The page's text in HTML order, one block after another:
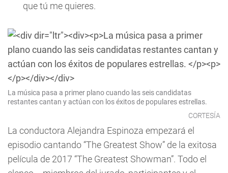
que tú me quieres.
La música pasa a primer plano cuando las seis candidatas
restantes cantan y actúan con los éxitos de populares estrellas.
CORTESÍA
La conductora Alejandra Espinoza empezará el
episodio cantando “The Greatest Show” de la exitosa
película de 2017 “The Greatest Showman”. Todo el